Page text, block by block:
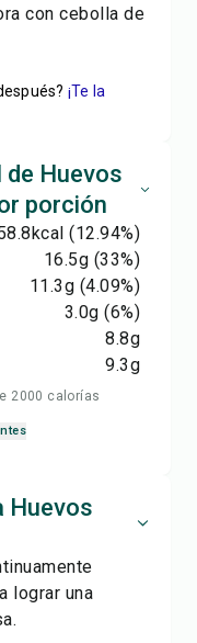
con cebolla de
¡Te la
Huevos
porción
kcal (12.94%)
16.5g (33%)
11.3g (4.09%)
3.0g (6%)
8.8g
9.3g
2000 calorías
Huevos
lograr una